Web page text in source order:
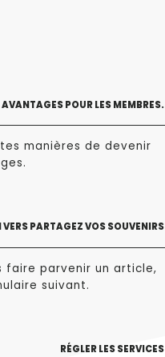
AVANTAGES POUR LES MEMBRES.
manières de devenir
VERS PARTAGEZ VOS SOUVENIRS
faire parvenir un article,
suivant.
RÉGLER LES SERVICES